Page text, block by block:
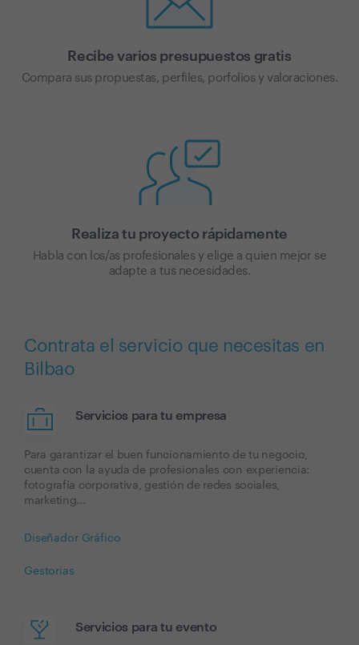
Recibe varios presupuestos gratis
Compara sus propuestas, perfiles, porfolios y valoraciones.
Realiza tu proyecto rápidamente
Habla con los/as profesionales y elige a quien mejor se
adapte a tus necesidades.
Contrata el servicio que necesitas en
Bilbao
Servicios para tu empresa
Para garantizar el buen funcionamiento de tu negocio,
cuenta con la ayuda de profesionales con experiencia:
fotografía corporativa, gestión de redes sociales,
marketing...
Diseñador Gráfico
Gestorias
Servicios para tu evento